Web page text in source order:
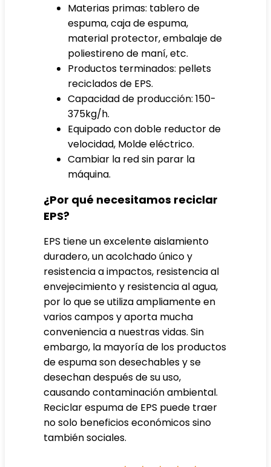
Materias primas: tablero de
espuma, caja de espuma,
material protector, embalaje de
poliestireno de maní, etc.
Productos terminados: pellets
reciclados de EPS.
Capacidad de producción: 150-
375kg/h.
Equipado con doble reductor de
velocidad, Molde eléctrico.
Cambiar la red sin parar la
máquina.
¿Por qué necesitamos reciclar
EPS?
EPS tiene un excelente aislamiento
duradero, un acolchado único y
resistencia a impactos, resistencia al
envejecimiento y resistencia al agua,
por lo que se utiliza ampliamente en
varios campos y aporta mucha
conveniencia a nuestras vidas. Sin
embargo, la mayoría de los productos
de espuma son desechables y se
desechan después de su uso,
causando contaminación ambiental.
Reciclarespuma de EPS puede traer
no solo beneficios económicos sino
también sociales.